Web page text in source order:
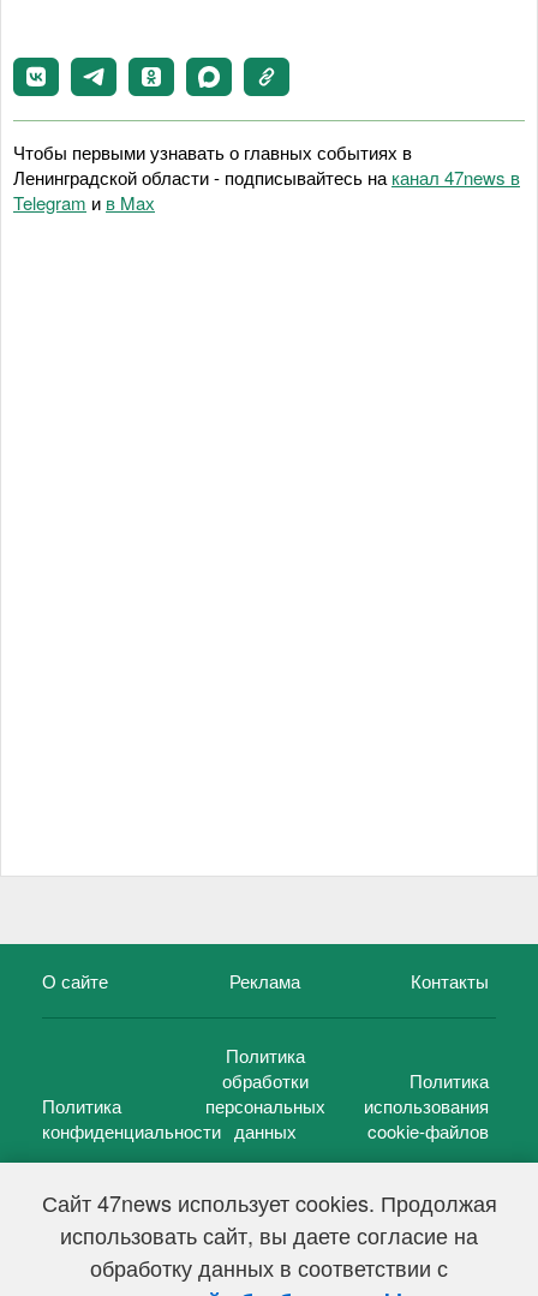
Сайт 47news использует cookies. Продолжая
использовать сайт, вы даете согласие на
обработку данных в соответствии с
Чтобы первыми узнавать о главных событиях в
Ленинградской области - подписывайтесь на канал 47news в
Telegram и в Maх
О сайте Реклама Контакты
Политика
конфиденциальности
Политика
обработки
персональных
данных
Политика
использования
cookie-файлов
47 новостей (47 news)2005 — 2026 г.
Свидетельство о регистрации СМИ Эл № ФС 77-39848, выдано
Федеральной службой по надзору в сфере связи,